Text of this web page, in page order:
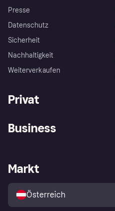
Presse
Datenschutz
Sicherheit
Nachhaltigkeit
Weiterverkaufen
Privat
Shops entdecken
Business
Händlerportal
Markt
Österreich